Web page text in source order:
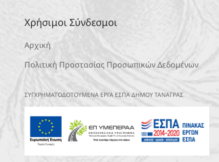
Χρήσιμοι Σύνδεσμοι
Αρχική
Πολιτική Προστασίας Προσωπικών Δεδομένων
ΣΥΓΧΡΗΜΑΤΟΔΟΤΟΥΜΕΝΑ ΕΡΓΑ ΕΣΠΑ ΔΗΜΟΥ ΤΑΝΑΓΡΑΣ